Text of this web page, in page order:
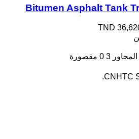
Bitumen Asphalt Tank
TND
3 0 مقصورة
CNHTC